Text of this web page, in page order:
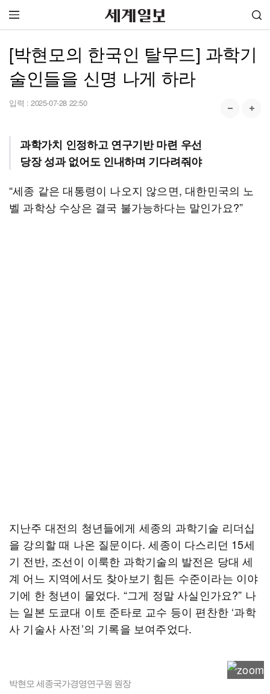
[박현모의 한국인 탈무드] 과학기
술인들을 신명 나게 하라
입력 : 2025-07-28 22:50
과학가치 인정하고 연구기반 마련 우선
당장 성과 없어도 인내하며 기다려줘야
“세종 같은 대통령이 나오지 않으면, 대한민국의 노
벨 과학상 수상은 결국 불가능하다는 말인가요?”
지난주 대전의 청년들에게 세종의 과학기술 리더십
을 강의할 때 나온 질문이다. 세종이 다스리던 15세
기 전반, 조선이 이룩한 과학기술의 발전은 당대 세
계 어느 지역에서도 찾아보기 힘든 수준이라는 이야
기에 한 청년이 물었다. “그게 정말 사실인가요?” 나
는 일본 도쿄대 이토 준타로 교수 등이 편찬한 ‘과학
사 기술사 사전’의 기록을 보여주었다.
박현모 세종국가경영연구원 원장